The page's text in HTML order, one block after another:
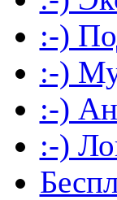
:-)
:-)
:-)
:-)